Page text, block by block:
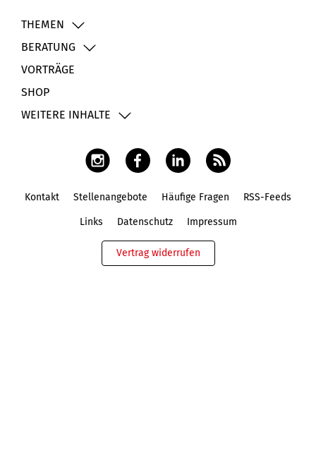
THEMEN
BERATUNG
VORTRÄGE
SHOP
WEITERE INHALTE
Kontakt Stellenangebote Häufige Fragen RSS-Feeds
Links Datenschutz Impressum
Vertrag widerrufen